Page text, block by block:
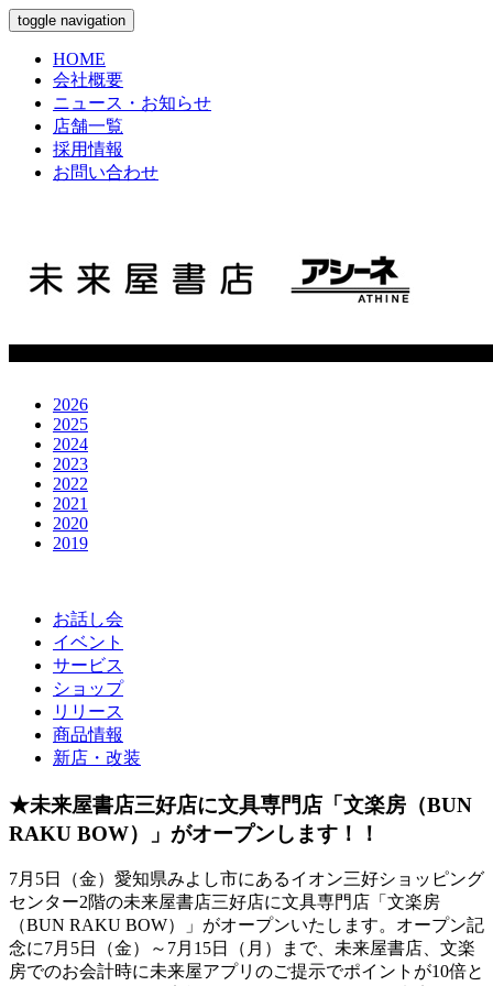
toggle navigation
HOME
会社概要
ニュース・お知らせ
店舗一覧
採用情報
お問い合わせ
2026
2025
2024
2023
2022
2021
2020
2019
お話し会
イベント
サービス
ショップ
リリース
商品情報
新店・改装
★未来屋書店三好店に文具専門店「文楽房（BUN
RAKU BOW）」がオープンします！！
7月5日（金）愛知県みよし市にあるイオン三好ショッピング
センター2階の未来屋書店三好店に文具専門店「文楽房
（BUN RAKU BOW）」がオープンいたします。オープン記
念に7月5日（金）～7月15日（月）まで、未来屋書店、文楽
房でのお会計時に未来屋アプリのご提示でポイントが10倍と